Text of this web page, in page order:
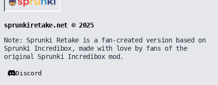
sprunkiretake.net © 2025
Note: Sprunki Retake is a fan-created version based on
Sprunki Incredibox, made with love by fans of the
original Sprunki Incredibox mod.
Discord